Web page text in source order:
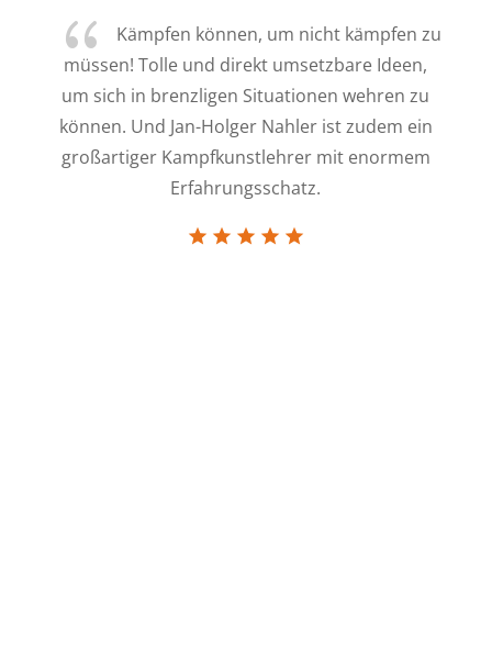
kämpfen zu
Ideen,
wehren zu
ist zudem ein
mit enormem
{Jan-Holger Nahler, ein
seine Arbeit lebt. Ich kann ihn nur
empfehlen für jeden, der sich
und schnell lernen möchte, wie man
Situationen körperlicher Belästigung
wehren kann.